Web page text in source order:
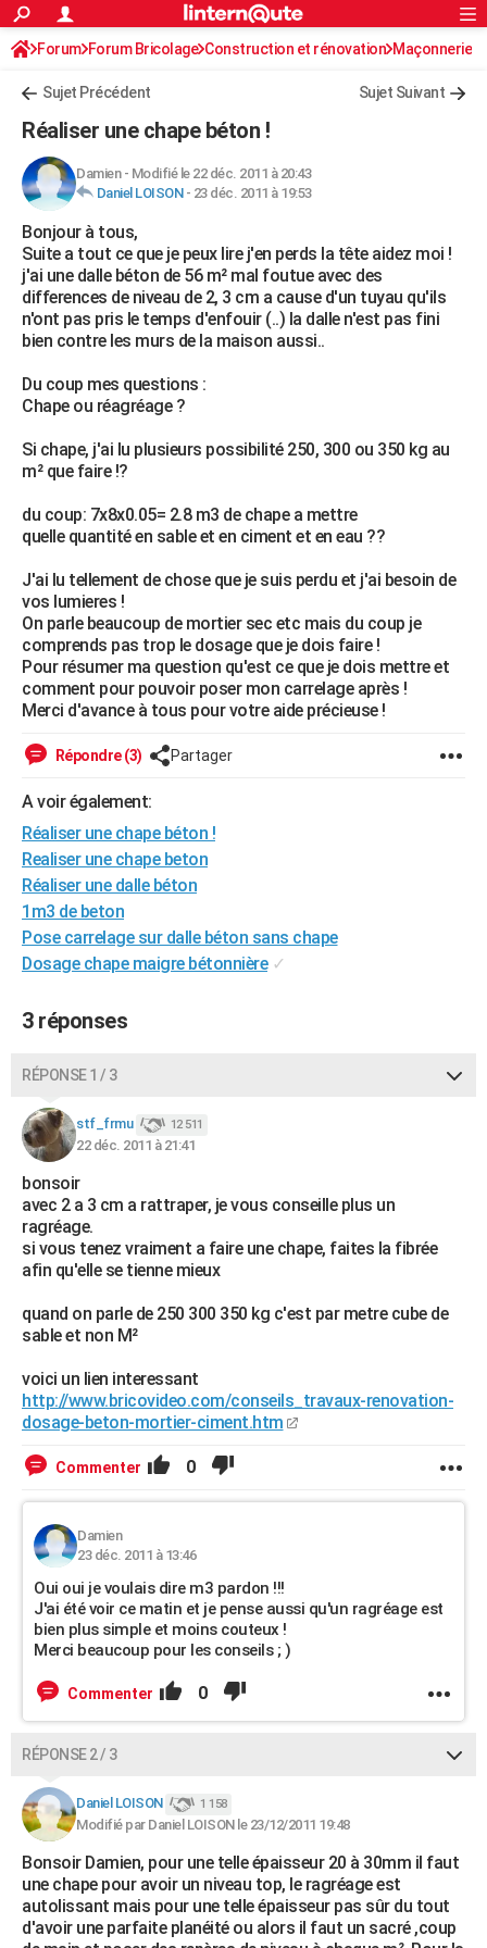
ACTUALITÉS
Politique
Société
Faits Divers
Education
Monde
Villes
+
FINANCE
Retraite
Impôts
Epargne
Immobilier
Risques naturels par ville
Banque
Assurance
Crédit
AUTO
Essais
Réserver un essai
Citadines
Berlines
SUV
Forum auto
+HIGH-TECH
Mobiles
Meilleur smartphone
Internet
Ordinateurs
Jeux vidéo
Guide high-tech
+BRICOLAGE
Forum
Aménagement intérieur
Extérieur
Cuisine
Salle de bains
Jardinage
Rangement
WEEK-END
Guides de France
Escapades
Patrimoine
Expositions
Musées
Week-end nature
+LIFESTYLE
Art de vivre
Bien-être
Loisirs
Modes de vie
Alimentation
Guide de la santé
Maladies
Médicaments
Sommeil
VOYAGE
Destinations
City break
Voyage nature
Voyage de noces
Forum
Climat
+PHOTO
BONS PLANS
CARTE DE VOEUX
Carte de Noël
Carte Bonne année
Carte Saint-Valentin
Carte Pâques
Carte d'anniversaire
DICTIONNAIRE
Se connecter
Primaires
Universités
Entreprises
Service militaire
Avis de recherche
FORUM
Bricolage
Lifestyle
Culture
Sport
Auto
Television
Voyage
Cinema
Rechercher
S'inscrire
Connexion
Forum Forum Bricolage Construction et rénovation Maçonnerie
Sujet Précédent Sujet Suivant
Réaliser une chape béton !
Damien- Modifié le 22 déc. 2011 à 20:43
Daniel LOISON- 23 déc. 2011 à 19:53
Bonjour à tous,
Suite a tout ce que je peux lire j'en perds la tête aidez moi !
j'ai une dalle béton de 56 m² mal foutue avec des
differences de niveau de 2, 3 cm a cause d'un tuyau qu'ils
n'ont pas pris le temps d'enfouir (..) la dalle n'est pas fini
bien contre les murs de la maison aussi..
Du coup mes questions :
Chape ou réagréage ?
Si chape, j'ai lu plusieurs possibilité 250, 300 ou 350 kg au
m² que faire !?
du coup: 7x8x0.05= 2.8 m3 de chape a mettre
quelle quantité en sable et en ciment et en eau ??
J'ai lu tellement de chose que je suis perdu et j'ai besoin de
vos lumieres !
On parle beaucoup de mortier sec etc mais du coup je
comprends pas trop le dosage que je dois faire !
Pour résumer ma question qu'est ce que je dois mettre et
comment pour pouvoir poser mon carrelage après !
Merci d'avance à tous pour votre aide précieuse !
Répondre (3) Partager
A voir également:
Réaliser une chape béton !
Realiser une chape beton
Réaliser une dalle béton
1m3 de beton
Pose carrelage sur dalle béton sans chape
Dosage chape maigre bétonnière ✓
3 réponses
RÉPONSE 1 / 3
stf_frmu 12 511
22 déc. 2011 à 21:41
bonsoir
avec 2 a 3 cm a rattraper, je vous conseille plus un
ragréage.
si vous tenez vraiment a faire une chape, faites la fibrée
afin qu'elle se tienne mieux
quand on parle de 250 300 350 kg c'est par metre cube de
sable et non M²
voici un lien interessant
http://www.bricovideo.com/conseils_travaux-renovation-
dosage-beton-mortier-ciment.htm
Commenter 0
Damien
23 déc. 2011 à 13:46
Oui oui je voulais dire m3 pardon !!!
J'ai été voir ce matin et je pense aussi qu'un ragréage est
bien plus simple et moins couteux !
Merci beaucoup pour les conseils ; )
Commenter 0
RÉPONSE 2 / 3
Daniel LOISON 1 158
Modifié par Daniel LOISON le 23/12/2011 19:48
Bonsoir Damien, pour une telle épaisseur 20 à 30mm il faut
une chape pour avoir un niveau top, le ragréage est
autolissant mais pour une telle épaisseur pas sûr du tout
d'avoir une parfaite planéité ou alors il faut un sacré ,coup